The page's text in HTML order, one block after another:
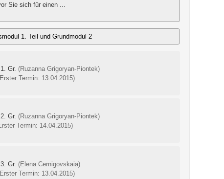
Sie sich für einen ...
1. Teil und Grundmodul 2
Gr. (Ruzanna Grigoryan-Piontek)
Termin: 13.04.2015)
Gr. (Ruzanna Grigoryan-Piontek)
Termin: 14.04.2015)
Gr. (Elena Cernigovskaia)
Termin: 13.04.2015)